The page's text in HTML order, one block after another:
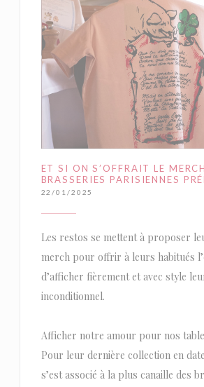
ET SI ON S’OFFRAIT LE
BRASSERIES PARISIENNES
22/01/2025
Les restos se mettent à proposer
merch pour offrir à leurs habitués
d’afficher fièrement et avec style
inconditionnel.
Afficher notre amour pour nos
Pour leur dernière collection en
s’est associé à la plus canaille des